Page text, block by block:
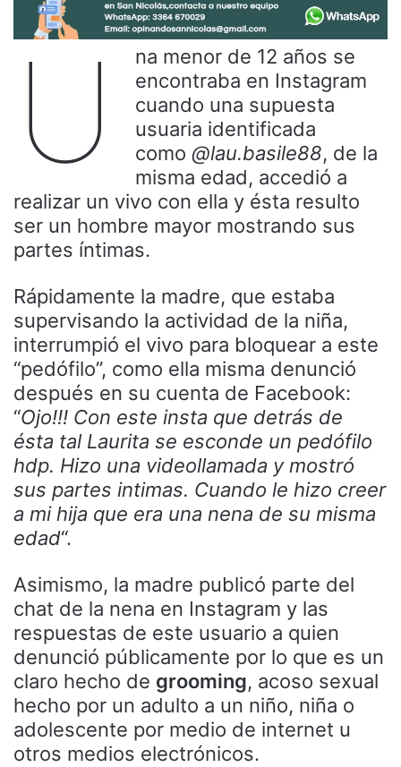
U
na menor de 12 años se
encontraba en Instagram
cuando una supuesta
usuaria identificada
como @lau.basile88, de la
misma edad, accedió a
realizar un vivo con ella y ésta resulto
ser un hombre mayor mostrando sus
partes íntimas.
Rápidamente la madre, que estaba
supervisando la actividad de la niña,
interrumpió el vivo para bloquear a este
“pedófilo”, como ella misma denunció
después en su cuenta de Facebook:
“Ojo!!! Con este insta que detrás de
ésta tal Laurita se esconde un pedófilo
hdp. Hizo una videollamada y mostró
sus partes intimas. Cuando le hizo creer
a mi hija que era una nena de su misma
edad“.
Asimismo, la madre publicó parte del
chat de la nena en Instagram y las
respuestas de este usuario a quien
denunció públicamente por lo que es un
claro hecho de grooming, acoso sexual
hecho por un adulto a un niño, niña o
adolescente por medio de internet u
otros medios electrónicos.